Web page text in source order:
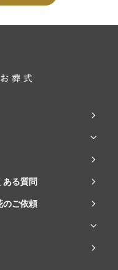
ある質問
のご依頼